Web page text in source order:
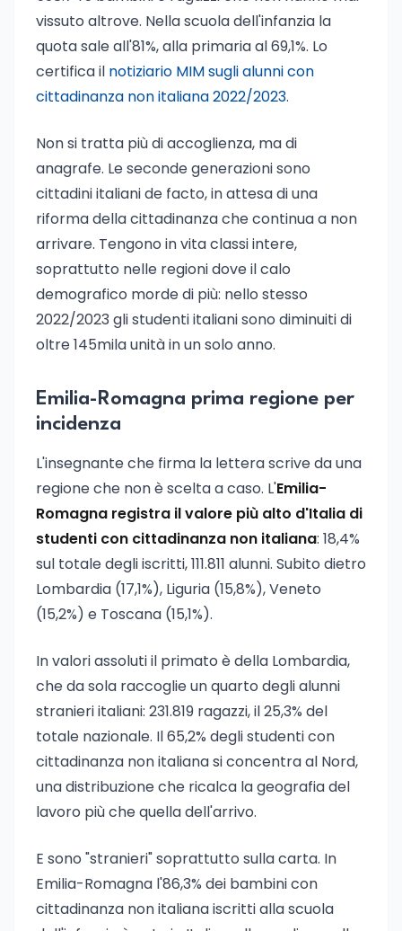
vissuto altrove. Nella scuola dell'infanzia la
quota sale all'81%, alla primaria al 69,1%. Lo
certifica il notiziario MIM sugli alunni con
cittadinanza non italiana 2022/2023.
Non si tratta più di accoglienza, ma di
anagrafe. Le seconde generazioni sono
cittadini italiani de facto, in attesa di una
riforma della cittadinanza che continua a non
arrivare. Tengono in vita classi intere,
soprattutto nelle regioni dove il calo
demografico morde di più: nello stesso
2022/2023 gli studenti italiani sono diminuiti di
oltre 145mila unità in un solo anno.
Emilia-Romagna prima regione per
incidenza
L'insegnante che firma la lettera scrive da una
regione che non è scelta a caso. L'Emilia-
Romagna registra il valore più alto d'Italia di
studenti con cittadinanza non italiana: 18,4%
sul totale degli iscritti, 111.811 alunni. Subito dietro
Lombardia (17,1%), Liguria (15,8%), Veneto
(15,2%) e Toscana (15,1%).
In valori assoluti il primato è della Lombardia,
che da sola raccoglie un quarto degli alunni
stranieri italiani: 231.819 ragazzi, il 25,3% del
totale nazionale. Il 65,2% degli studenti con
cittadinanza non italiana si concentra al Nord,
una distribuzione che ricalca la geografia del
lavoro più che quella dell'arrivo.
E sono "stranieri" soprattutto sulla carta. In
Emilia-Romagna l'86,3% dei bambini con
cittadinanza non italiana iscritti alla scuola